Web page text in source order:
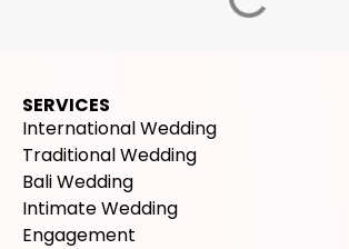
SERVICES
International Wedding
Traditional Wedding
Bali Wedding
Intimate Wedding
Engagement